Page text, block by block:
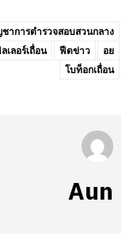
าการตำรวจสอบสวนกลาง
เลอร์เถื่อน ฟีดข่าว
อย
โบท็อกเถื่อน
Aun